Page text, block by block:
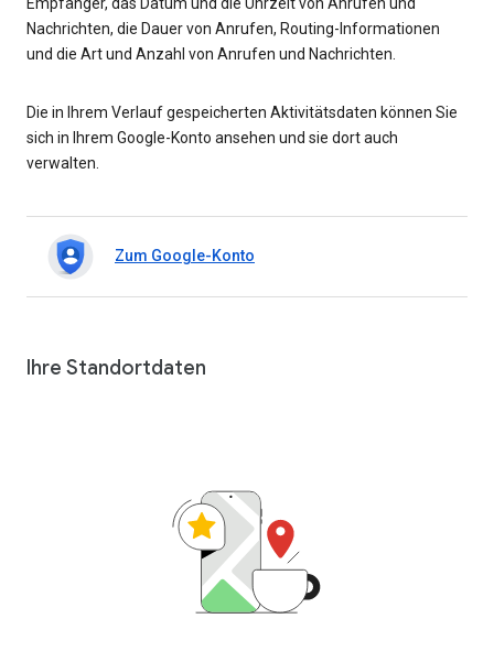
Empfänger, das Datum und die Uhrzeit von Anrufen und
Nachrichten, die Dauer von Anrufen, Routing-Informationen
und die Art und Anzahl von Anrufen und Nachrichten.
Die in Ihrem Verlauf gespeicherten Aktivitätsdaten können Sie
sich in Ihrem Google-Konto ansehen und sie dort auch
verwalten.
Zum Google-Konto
Ihre Standortdaten